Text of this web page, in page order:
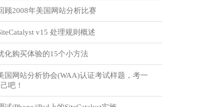
顾2008年美国网站分析比赛
v15 处理规则概述
化购买体验的15个小方法
国网站分析协会(WAA)认证考试样题，考一
吧！